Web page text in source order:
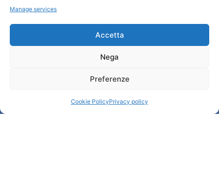
Manage services
Accetta
Nega
Preferenze
Cookie PolicyPrivacy policy
Privacy policy